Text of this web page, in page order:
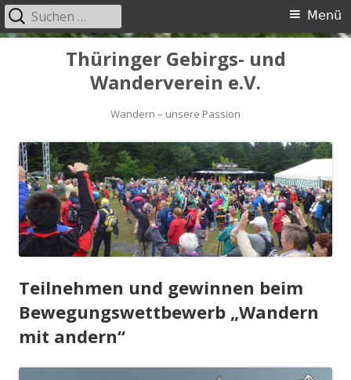
Thüringer Gebirgs- und
Wanderverein e.V.
Wandern – unsere Passion
Primäres
Menü
Suchen
nach:
Teilnehmen und gewinnen beim
Bewegungswettbewerb „Wandern
mit andern“